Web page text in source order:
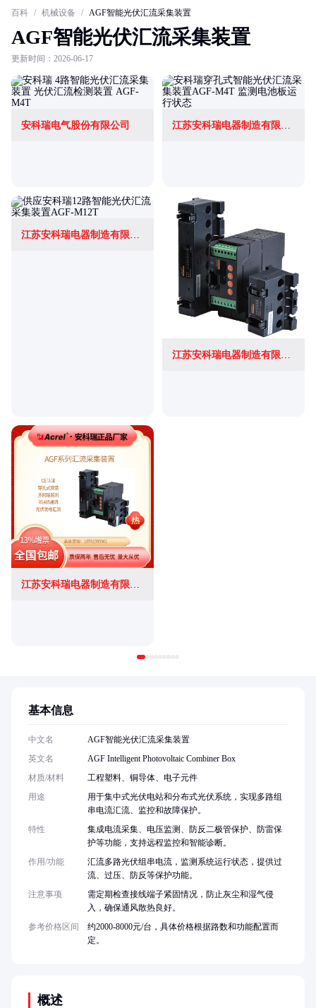
百科 / 机械设备 / AGF智能光伏汇流采集装置
AGF智能光伏汇流采集装置
更新时间：2026-06-17
安科瑞电气股份有限公司 江苏安科瑞电器制造有限公司
概述
基本信息
中文名
AGF智能光伏汇流采集装置
英文名
AGF Intelligent Photovoltaic Combiner Box
材质/材料
工程塑料、铜导体、电子元件
用途
用于集中式光伏电站和分布式光伏系统，实现多路组
串电流汇流、监控和故障保护。
特性
集成电流采集、电压监测、防反二极管保护、防雷保
护等功能，支持远程监控和智能诊断。
作用/功能
汇流多路光伏组串电流，监测系统运行状态，提供过
流、过压、防反等保护功能。
注意事项
需定期检查接线端子紧固情况，防止灰尘和湿气侵
入，确保通风散热良好。
参考价格区间
约2000-8000元/台，具体价格根据路数和功能配置而
定。